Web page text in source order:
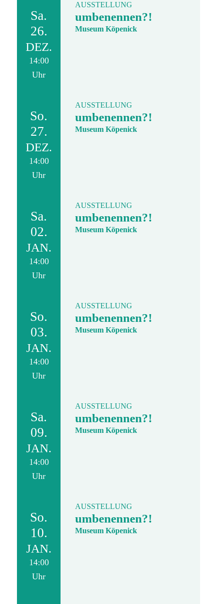
Sa.
26.
DEZ.
14:00
Uhr
AUSSTELLUNG
umbenennen?!
Museum Köpenick
So.
27.
DEZ.
14:00
Uhr
AUSSTELLUNG
umbenennen?!
Museum Köpenick
Sa.
02.
JAN.
14:00
Uhr
AUSSTELLUNG
umbenennen?!
Museum Köpenick
So.
03.
JAN.
14:00
Uhr
AUSSTELLUNG
umbenennen?!
Museum Köpenick
Sa.
09.
JAN.
14:00
Uhr
AUSSTELLUNG
umbenennen?!
Museum Köpenick
So.
10.
JAN.
14:00
Uhr
AUSSTELLUNG
umbenennen?!
Museum Köpenick